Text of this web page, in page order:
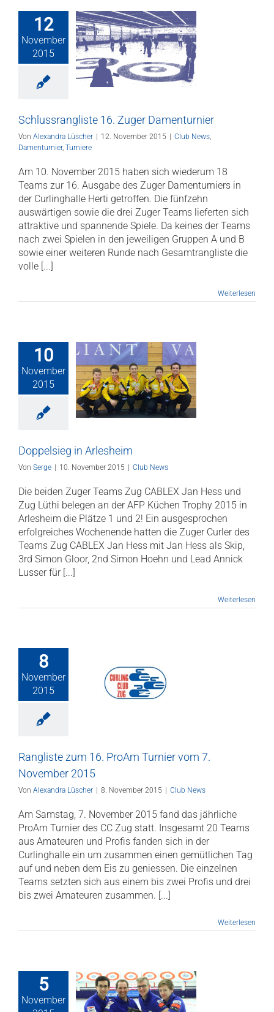
12
November
2015
16.
Schlussrangliste 16. Zuger Damenturnier
Von Alexandra Lüscher 12. November 2015 Club News,
Damenturnier, Turniere
Am 10. November 2015 haben sich wiederum 18
Teams zur 16. Ausgabe des Zuger Damenturniers in
der Curlinghalle Herti getroffen. Die fünfzehn
auswärtigen sowie die drei Zuger Teams lieferten sich
attraktive und spannende Spiele. Da keines der Teams
nach zwei Spielen in den jeweiligen Gruppen A und B
sowie einer weiteren Runde nach Gesamtrangliste die
volle [...]
Weiterlesen
10
November
2015
in
Doppelsieg in Arlesheim
Von Serge 10. November 2015 Club News
Die beiden Zuger Teams Zug CABLEX Jan Hess und
Zug Lüthi belegen an der AFP Küchen Trophy 2015 in
Arlesheim die Plätze 1 und 2! Ein ausgesprochen
erfolgreiches Wochenende hatten die Zuger Curler des
Teams Zug CABLEX Jan Hess mit Jan Hess als Skip,
3rd Simon Gloor, 2nd Simon Hoehn und Lead Annick
Lusser für [...]
Weiterlesen
8
November
2015
zum 16.
vom 7.
2015
Rangliste zum 16. ProAm Turnier vom 7.
November 2015
Von Alexandra Lüscher 8. November 2015 Club News
Am Samstag, 7. November 2015 fand das jährliche
ProAm Turnier des CC Zug statt. Insgesamt 20 Teams
aus Amateuren und Profis fanden sich in der
Curlinghalle ein um zusammen einen gemütlichen Tag
auf und neben dem Eis zu geniessen. Die einzelnen
Teams setzten sich aus einem bis zwei Profis und drei
bis zwei Amateuren zusammen. [...]
Weiterlesen
5
November
ARISCO